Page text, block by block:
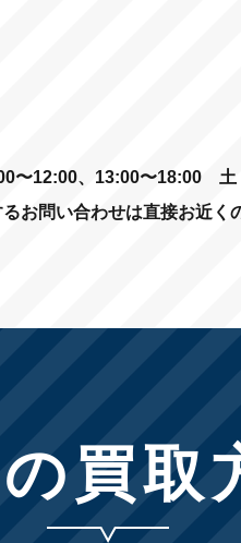
〜12:00、13:00〜18:00 土
お問い合わせは直接お近く
買取